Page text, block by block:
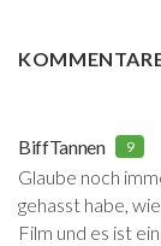
BiffTannen 9
Glaube noch
gehasst habe,
Film und es ist